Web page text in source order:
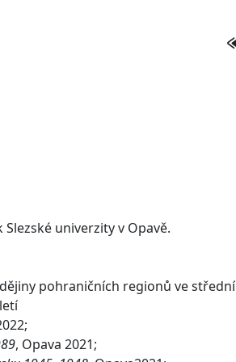
univerzity v Opavě.
pohraničních regionů ve střední
, Opava 2021;